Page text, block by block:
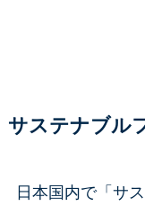
サステナブル
日本国内で「サ